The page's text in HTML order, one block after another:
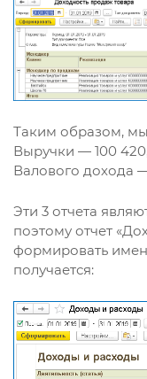
Таким образом,
Выручки — 100
Валового дохода
Эти 3 отчета
поэтому отчет
формировать
получается: